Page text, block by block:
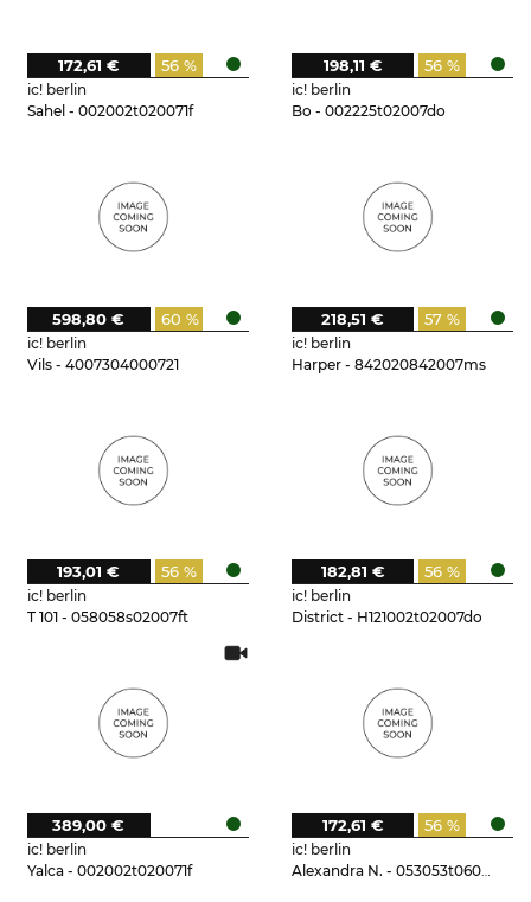
ic! berlin
Sahel - 002002t020071f
56 %
172,61 €
ic! berlin
Bo - 002225t02007do
56 %
198,11 €
ic! berlin
Vils - 4007304000721
60 %
598,80 €
ic! berlin
Harper - 842020842007ms
57 %
218,51 €
ic! berlin
T 101 - 058058s02007ft
56 %
193,01 €
ic! berlin
District - H121002t02007do
56 %
182,81 €
ic! berlin
Yalca - 002002t020071f
389,00 €
ic! berlin
Alexandra N. - 053053t06007do
56 %
172,61 €